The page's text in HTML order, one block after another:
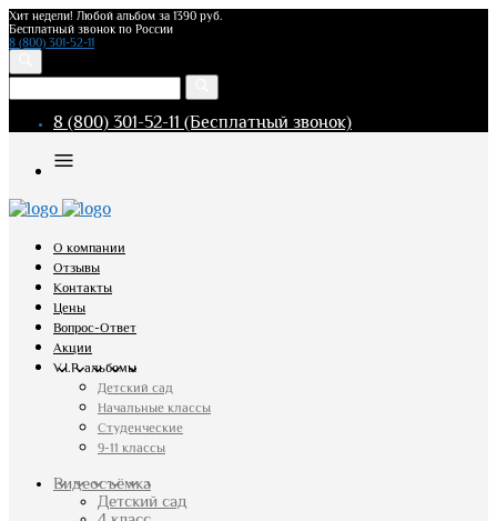
Хит недели! Любой альбом за 1390 руб.
Бесплатный звонок по России
8 (800) 301-52-11
8 (800) 301-52-11 (Бесплатный звонок)
О компании
Отзывы
Контакты
Цены
Вопрос-Ответ
Акции
V.I.P. альбомы
Детский сад
Начальные классы
Студенческие
9-11 классы
Видеосъёмка
Детский сад